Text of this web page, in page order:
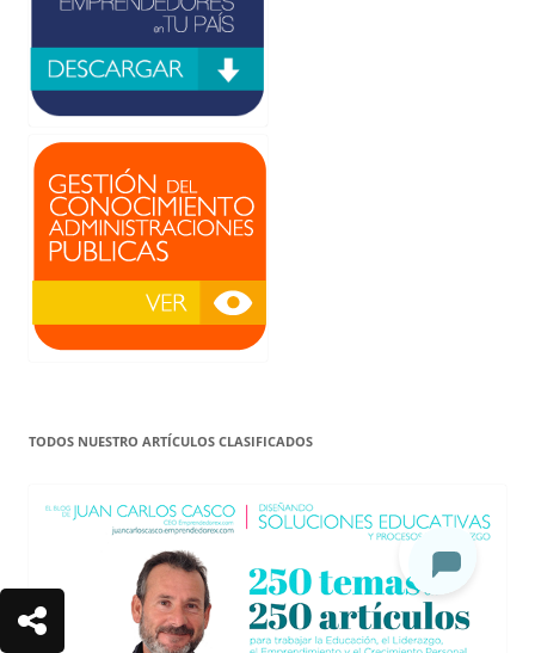
TODOS NUESTRO ARTÍCULOS CLASIFICADOS